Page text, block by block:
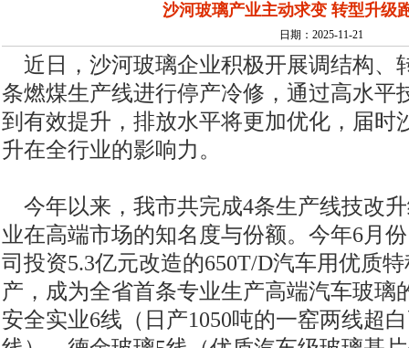
沙河玻璃产业主动求变 转型升级
日期：2025-11-21
近日，沙河玻璃企业积极开展调结构、
条燃煤生产线进行停产冷修，通过高水平
到有效提升，排放水平将更加优化，届时
升在全行业的影响力。
今年以来，我市共完成4条生产线技改
业在高端市场的知名度与份额。今年6月
司投资5.3亿元改造的650T/D汽车用优质
产，成为全省首条专业生产高端汽车玻璃
安全实业6线（日产1050吨的一窑两线超